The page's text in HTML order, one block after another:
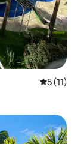
5 de uma
5 (11)